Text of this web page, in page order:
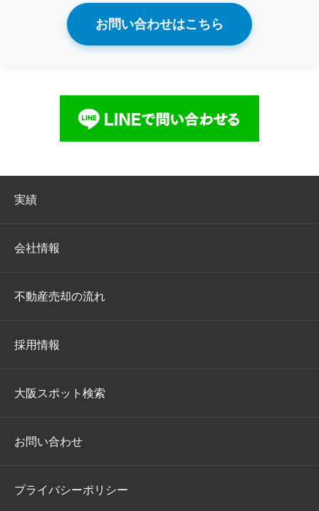
お問い合わせはこちら
実績
会社情報
不動産売却の流れ
採用情報
大阪スポット検索
お問い合わせ
プライバシーポリシー